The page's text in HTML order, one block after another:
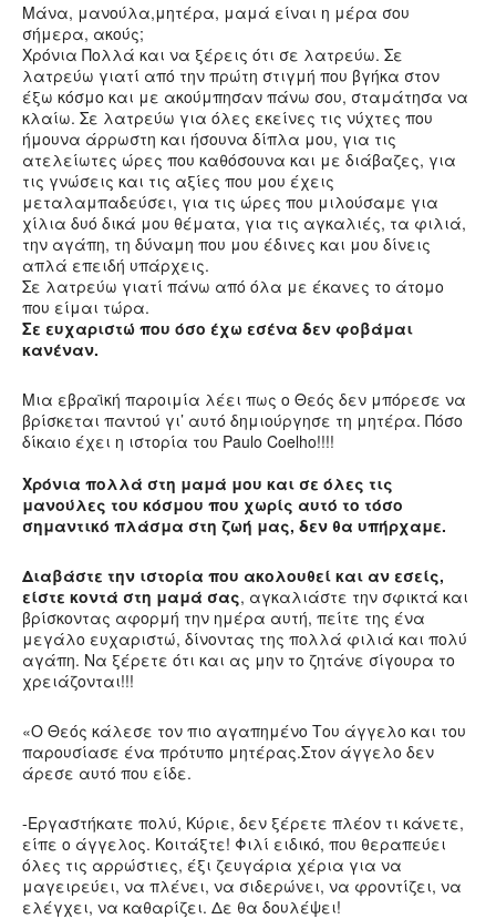
Μάνα, μανούλα,μητέρα, μαμά είναι η μέρα σου
σήμερα, ακούς;
Χρόνια Πολλά και να ξέρεις ότι σε λατρεύω. Σε
λατρεύω γιατί από την πρώτη στιγμή που βγήκα στον
έξω κόσμο και με ακούμπησαν πάνω σου, σταμάτησα να
κλαίω. Σε λατρεύω για όλες εκείνες τις νύχτες που
ήμουνα άρρωστη και ήσουνα δίπλα μου, για τις
ατελείωτες ώρες που καθόσουνα και με διάβαζες, για
τις γνώσεις και τις αξίες που μου έχεις
μεταλαμπαδεύσει, για τις ώρες που μιλούσαμε για
χίλια δυό δικά μου θέματα, για τις αγκαλιές, τα φιλιά,
την αγάπη, τη δύναμη που μου έδινες και μου δίνεις
απλά επειδή υπάρχεις.
Σε λατρεύω γιατί πάνω από όλα με έκανες το άτομο
που είμαι τώρα.
Σε ευχαριστώ που όσο έχω εσένα δεν φοβάμαι
κανέναν.
Μια εβραϊκή παροιμία λέει πως ο Θεός δεν μπόρεσε να
βρίσκεται παντού γι’ αυτό δημιούργησε τη μητέρα. Πόσο
δίκαιο έχει η ιστορία του Paulo Coelho!!!!
Χρόνια πολλά στη μαμά μου και σε όλες τις
μανούλες του κόσμου που χωρίς αυτό το τόσο
σημαντικό πλάσμα στη ζωή μας, δεν θα υπήρχαμε.
Διαβάστε την ιστορία που ακολουθεί και αν εσείς,
είστε κοντά στη μαμά σας, αγκαλιάστε την σφικτά και
βρίσκοντας αφορμή την ημέρα αυτή, πείτε της ένα
μεγάλο ευχαριστώ, δίνοντας της πολλά φιλιά και πολύ
αγάπη. Να ξέρετε ότι και ας μην το ζητάνε σίγουρα το
χρειάζονται!!!
«Ο Θεός κάλεσε τον πιο αγαπημένο Του άγγελο και του
παρουσίασε ένα πρότυπο μητέρας.Στον άγγελο δεν
άρεσε αυτό που είδε.
-Εργαστήκατε πολύ, Κύριε, δεν ξέρετε πλέον τι κάνετε,
είπε ο άγγελος. Κοιτάξτε! Φιλί ειδικό, που θεραπεύει
όλες τις αρρώστιες, έξι ζευγάρια χέρια για να
μαγειρεύει, να πλένει, να σιδερώνει, να φροντίζει, να
ελέγχει, να καθαρίζει. Δε θα δουλέψει!